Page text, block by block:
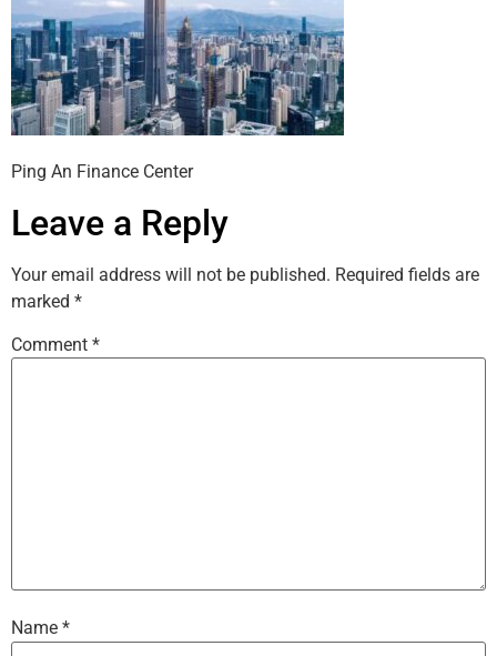
Ping An Finance Center
Leave a Reply
Your email address will not be published. Required fields are
marked *
Comment *
Name *